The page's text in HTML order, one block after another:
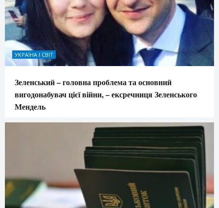
УКРАЇНА І СВІТ
Зеленський – головна проблема та основний
вигодонабувач цієї війни, – ексречниця Зеленського
Мендель